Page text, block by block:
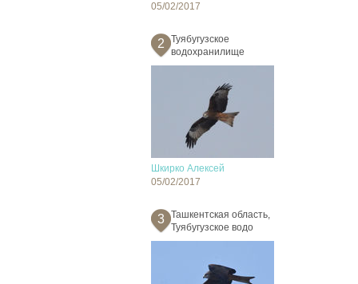
05/02/2017
2
Туябугузское
водохранилище
Шкирко Алексей
05/02/2017
3
Ташкентская область,
Туябугузское водо